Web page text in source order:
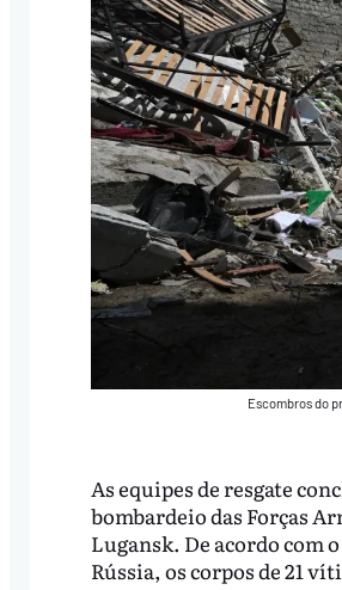
Escombros do
As equipes de resgate
bombardeio das Forças
Lugansk. De acordo com
Rússia, os corpos de 21